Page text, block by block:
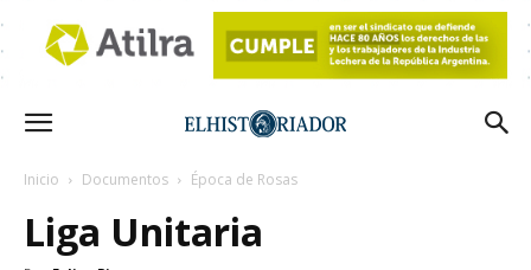
Inicio Documentos Época de Rosas
Liga Unitaria